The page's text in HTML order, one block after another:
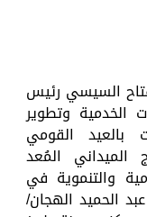
السيسي رئيس
الخدمية وتطوير
بالعيد القومي
الميداني المُعد
والتنموية في
الحميد الهجان/